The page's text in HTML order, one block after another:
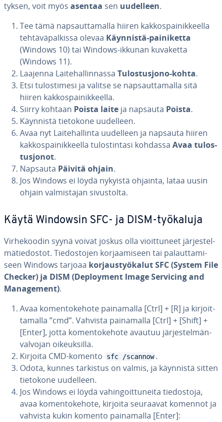
tyk­sen, voit myös asentaa sen uudelleen.
Tee tämä nap­saut­ta­mal­la hiiren kak­kos­pai­nik­keel­la
teh­tä­vä­pal­kis­sa olevaa Käynnistä-pai­ni­ket­ta
(Windows 10) tai Windows-ikkunan kuvaketta
(Windows 11).
Laajenna Lai­te­hal­lin­nas­sa Tu­los­tus­jo­no-kohta.
Etsi tu­los­ti­me­si ja valitse se nap­saut­ta­mal­la sitä
hiiren kak­kos­pai­nik­keel­la.
Siirry kohtaan Poista laite ja napsauta Poista.
Käynnistä tietokone uudelleen.
Avaa nyt Lai­te­hal­lin­ta uudelleen ja napsauta hiiren
kak­kos­pai­nik­keel­la tu­los­tin­ta­si kohdassa Avaa tu­los­
tus­jo­not.
Napsauta Päivitä ohjain.
Jos Windows ei löydä nykyistä ohjainta, lataa uusin
ohjain val­mis­ta­jan si­vus­tol­ta.
Käytä Windowsin SFC- ja DISM-työkaluja
Vir­he­koo­din syynä voivat joskus olla vioit­tu­neet jär­jes­tel­
mä­tie­dos­tot. Tie­dos­to­jen kor­jaa­mi­seen tai pa­laut­ta­mi­
seen Windows tarjoaa kor­jaus­työ­ka­lut SFC (System File
Checker) ja DISM (Deplo­y­ment Image Servicing and
Ma­na­ge­ment).
Avaa ko­men­to­ke­ho­te pai­na­mal­la [Ctrl] + [R] ja kir­joit­
ta­mal­la ”cmd”. Vahvista pai­na­mal­la [Ctrl] + [Shift] +
[Enter], jotta ko­men­to­ke­ho­te avautuu jär­jes­tel­män­
val­vo­jan oi­keuk­sil­la.
Kirjoita CMD-komento
sfc /scannow .
Odota, kunnes tarkistus on valmis, ja käynnistä sitten
tietokone uudelleen.
Jos Windows ei löydä va­hin­goit­tu­nei­ta tie­dos­to­ja,
avaa ko­men­to­ke­ho­te, kirjoita seuraavat komennot ja
vahvista kukin komento pai­na­mal­la [Enter]: